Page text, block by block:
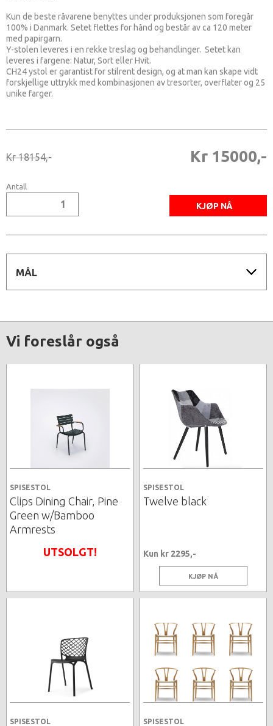
Kun de beste råvarene benyttes under produksjonen som foregår
100% i Danmark. Setet flettes for hånd og består av ca 120 meter
med papirgarn.
Y-stolen leveres i en rekke treslag og behandlinger. Setet kan
leveres i fargene: Natur, Sort eller Hvit.
CH24 ystol er garantist for stilrent design, og at man kan skape vidt
forskjellige uttrykk med kombinasjonen av tresorter, overflater og 25
unike farger.
Kr 18154,- Kr 15000,-
Antall
MÅL
Vi foreslår også
SPISESTOL
Clips Dining Chair, Pine
Green w/Bamboo
Armrests
UTSOLGT!
SPISESTOL
Twelve black
Kun kr 2295,-
KJØP NÅ
SPISESTOL SPISESTOL